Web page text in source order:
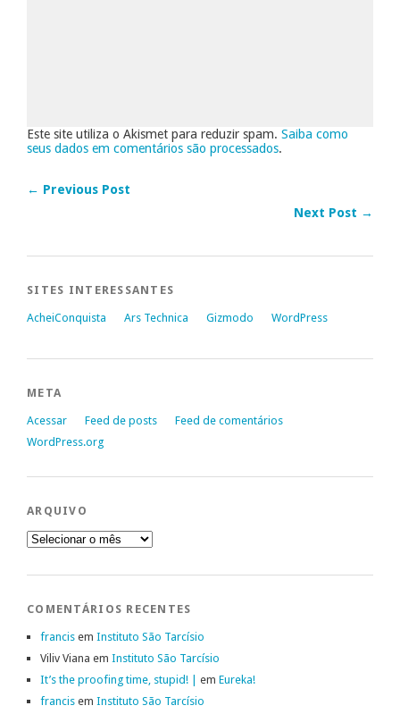
Este site utiliza o Akismet para reduzir spam. Saiba como
seus dados em comentários são processados.
← Previous Post
Next Post →
SITES INTERESSANTES
AcheiConquista Ars Technica Gizmodo WordPress
META
Acessar Feed de posts
Feed de comentários
WordPress.org
ARQUIVO
Arquivo
COMENTÁRIOS RECENTES
francis em Instituto São Tarcísio
Viliv Viana em Instituto São Tarcísio
It’s the proofing time, stupid! | em Eureka!
francis em Instituto São Tarcísio